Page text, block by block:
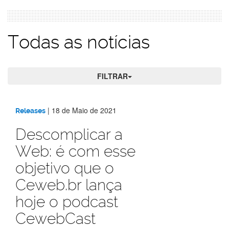
Todas as notícias
FILTRAR
Todas
as
notícias
Releases | 18 de Maio de 2021
Descomplicar a
Web: é com esse
objetivo que o
Ceweb.br lança
hoje o podcast
CewebCast